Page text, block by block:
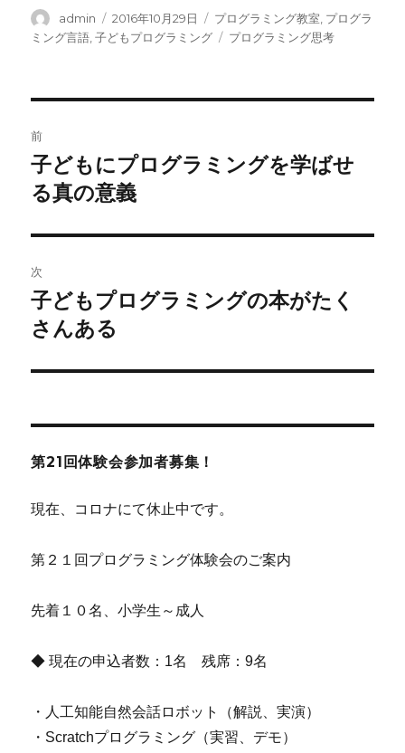
投
稿
admin
投
稿
2016年10月29日
カ
テ
プログラミング教室 プログラ
ミング言語 ,子どもプログラミング
タ
プログラミング思考
稿
ナ
ビ
ゲ
ー
シ
ン
前
前
の
稿:
子どもにプログラミングを学ばせ
る真の意義
次
次
の
稿:
子どもプログラミングの本がたく
さんある
第21回体験会参加者募集！
現在、コロナにて休止中です。
第２１回プログラミング体験会のご案内
先着１０名、小学生～成人
◆ 現在の申込者数：1名 残席：9名
・人工知能自然会話ロボット（解説、実演）
・Scratchプログラミング（実習、デモ）